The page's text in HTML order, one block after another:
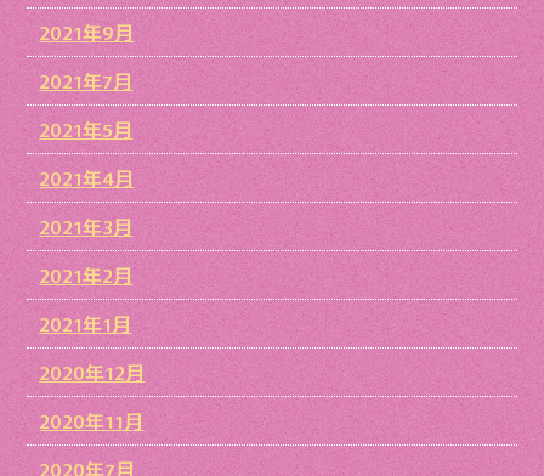
2021年9月
2021年7月
2021年5月
2021年4月
2021年3月
2021年2月
2021年1月
2020年12月
2020年11月
2020年7月